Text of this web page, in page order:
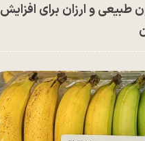
و ارزان برای افزایش